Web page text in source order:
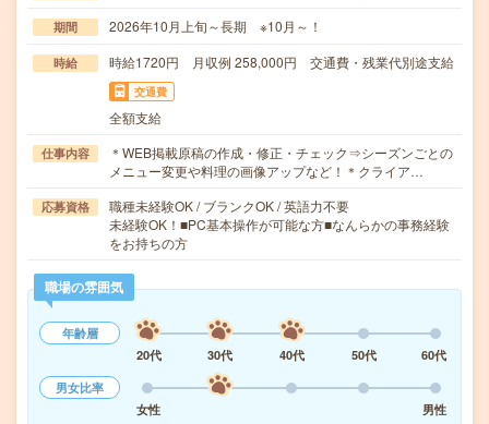
期間 2026年10月上旬～長期 ※10月～！
時給 時給1720円 月収例 258,000円 交通費・残業代別途支給
交通費
全額支給
仕事内容
＊WEB掲載原稿の作成・修正・チェック⇒シーズンごとの
メニュー変更や料理の画像アップなど！＊クライア…
応募資格
職種未経験OK / ブランクOK / 英語力不要
未経験OK！■PC基本操作が可能な方■なんらかの事務経験
をお持ちの方
職場の雰囲気
年齢層
20代
30代 40代 50代
60代
男女比率
女性
男性